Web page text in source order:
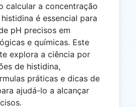
calcular a concentração
é essencial para
pH precisos em
e químicas. Este
explora a ciência por
de histidina,
práticas e dicas de
ajudá-lo a alcançar